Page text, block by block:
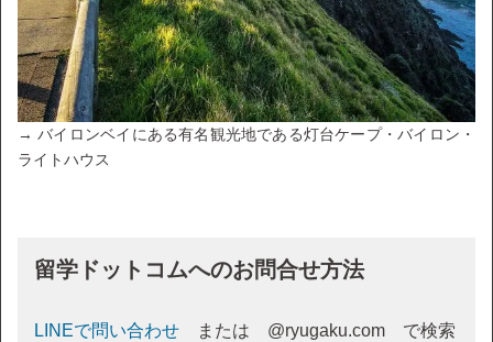
→ バイロンベイにある有名観光地である灯台ケープ・バイロン・
ライトハウス
留学ドットコムへのお問合せ方法
LINEで問い合わせ または @ryugaku.com で検索